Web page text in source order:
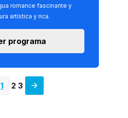
romance fascinante y
artística y rica.
programa
1 2 3